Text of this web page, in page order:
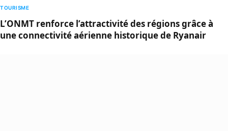
TOURISME
L’ONMT renforce l’attractivité des régions grâce à
une connectivité aérienne historique de Ryanair